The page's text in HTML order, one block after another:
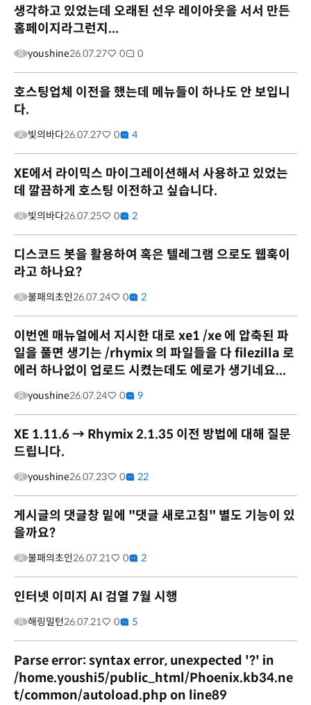
생각하고 있었는데 오래된 선우 레이아웃을 서서 만든
홈페이지라그런지...
youshine26.07.27 0 0
호스팅업체 이전을 했는데 메뉴들이 하나도 안 보입니
다.
빛의바다26.07.27 0 4
XE에서 라이믹스 마이그레이션해서 사용하고 있었는
데 깔끔하게 호스팅 이전하고 싶습니다.
빛의바다26.07.25 0 2
디스코드 봇을 활용하여 혹은 텔레그램 으로도 웹훅이
라고 하나요?
불패의초인26.07.24 0 2
이번엔 매뉴얼에서 지시한 대로 xe1 /xe 에 압축된 파
일을 풀면 생기는 /rhymix 의 파일들을 다 filezilla 로
에러 하나없이 업로드 시켰는데도 에로가 생기네요...
youshine26.07.24 0 9
XE 1.11.6 → Rhymix 2.1.35 이전 방법에 대해 질문
드립니다.
youshine26.07.23 0 22
게시글의 댓글창 밑에 "댓글 새로고침" 별도 기능이 있
을까요?
불패의초인26.07.21 0 2
인터넷 이미지 AI 검열 7월 시행
해링밀턴26.07.21 0 5
Parse error: syntax error, unexpected '?' in
/home.youshi5/public_html/Phoenix.kb34.ne
t/common/autoload.php on line89